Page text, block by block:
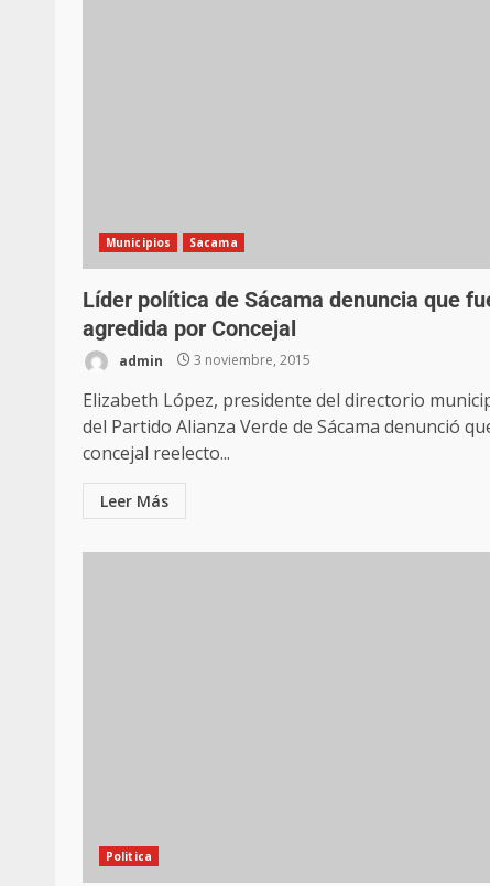
Municipios Sacama
Líder política de Sácama denuncia que
agredida por Concejal
admin 3 noviembre, 2015
Elizabeth López, presidente del directorio
del Partido Alianza Verde de Sácama denunció
concejal reelecto...
Leer Más
Politica